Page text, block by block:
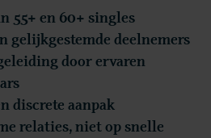
55+ en 60+ singles
gelijkgestemde deelnemers
door ervaren
discrete aanpak
relaties, niet op snelle